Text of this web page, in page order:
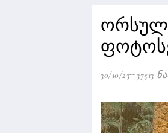
30/10/23 37513